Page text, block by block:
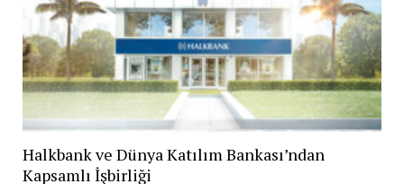
Halkbank ve Dünya Katılım Bankası’ndan
Kapsamlı İşbirliği